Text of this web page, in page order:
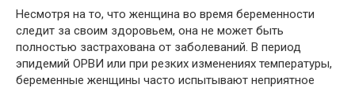
Несмотря на то, что женщина во время беременности
следит за своим здоровьем, она не может быть
полностью застрахована от заболеваний. В период
эпидемий ОРВИ или при резких изменениях температуры,
беременные женщины часто испытывают неприятное